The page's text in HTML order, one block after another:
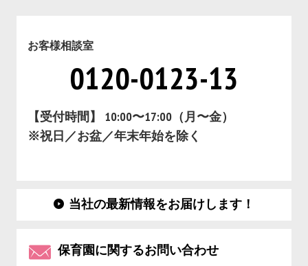
お客様相談室
0120-0123-13
【受付時間】 10:00〜17:00（月〜金）
※祝日／お盆／年末年始を除く
当社の最新情報をお届けします！
保育園に関するお問い合わせ